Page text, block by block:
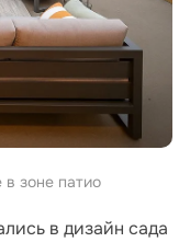
зоне патио
в дизайн сада